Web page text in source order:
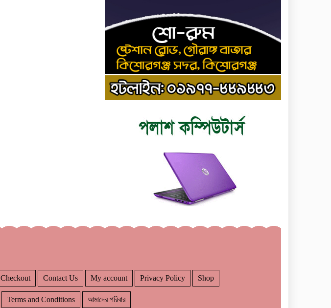
ডকুমেন্টারি নয়: ভারপ্রাপ্ত
রাষ্ট্রপতি
Checkout Contact Us My account Privacy Policy Shop
Terms and Conditions আমাদের পরিবার